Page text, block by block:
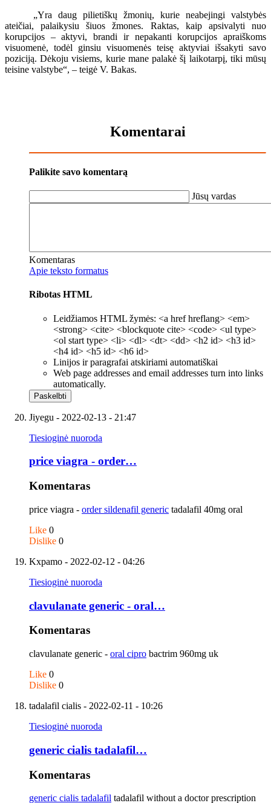
„Yra daug pilietiškų žmonių, kurie neabejingi valstybės
ateičiai, palaikysiu šiuos žmones. Raktas, kaip apsivalyti nuo
korupcijos – aktyvi, brandi ir nepakanti korupcijos apraiškoms
visuomenė, todėl ginsiu visuomenės teisę aktyviai išsakyti savo
poziciją. Dėkoju visiems, kurie mane palakė šį laikotarpį, tiki mūsų
teisine valstybe“, – teigė V. Bakas.
Komentarai
Palikite savo komentarą
Jūsų vardas
Komentaras
Apie teksto formatus
Ribotas HTML
Leidžiamos HTML žymės: <a href hreflang> <em>
<strong> <cite> <blockquote cite> <code> <ul type>
<ol start type> <li> <dl> <dt> <dd> <h2 id> <h3 id>
<h4 id> <h5 id> <h6 id>
Linijos ir paragrafai atskiriami automatiškai
Web page addresses and email addresses turn into links
automatically.
Jiyegu - 2022-02-13 - 21:47
Tiesioginė nuoroda
price viagra - order…
Komentaras
price viagra - order sildenafil generic tadalafil 40mg oral
Like 0
Dislike 0
Kxpamo - 2022-02-12 - 04:26
Tiesioginė nuoroda
clavulanate generic - oral…
Komentaras
clavulanate generic - oral cipro bactrim 960mg uk
Like 0
Dislike 0
tadalafil cialis - 2022-02-11 - 10:26
Tiesioginė nuoroda
generic cialis tadalafil…
Komentaras
generic cialis tadalafil tadalafil without a doctor prescription